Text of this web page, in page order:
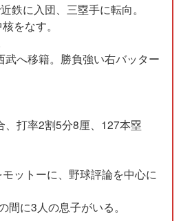
鉄に入団、三塁手に転向。
をなす。
武へ移籍。勝負強い右バッター
、打率2割5分8厘、127本塁
ットーに、野球評論を中心に
間に3人の息子がいる。